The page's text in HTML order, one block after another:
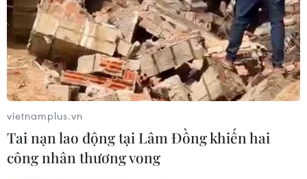
nội tại của mình.
vietnamplus.vn
Tai nạn lao động tại Lâm Đồng khiến hai
công nhân thương vong